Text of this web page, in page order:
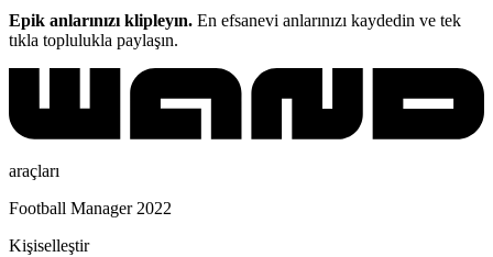
Epik anlarınızı klipleyın. En efsanevi anlarınızı kaydedin ve tek
tıkla toplulukla paylaşın.
araçları
Football Manager 2022
Kişiselleştir